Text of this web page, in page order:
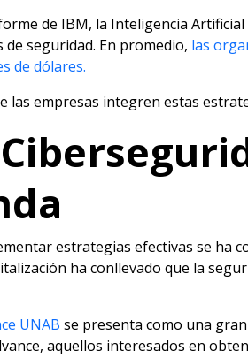
de IBM, la Inteligencia
seguridad. En promedio, las
de dólares.
las empresas integren estas
estrategias efectivas se ha
ha conllevado que la
UNAB se presenta como una
aquellos interesados en